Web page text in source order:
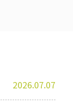
2026.07.07